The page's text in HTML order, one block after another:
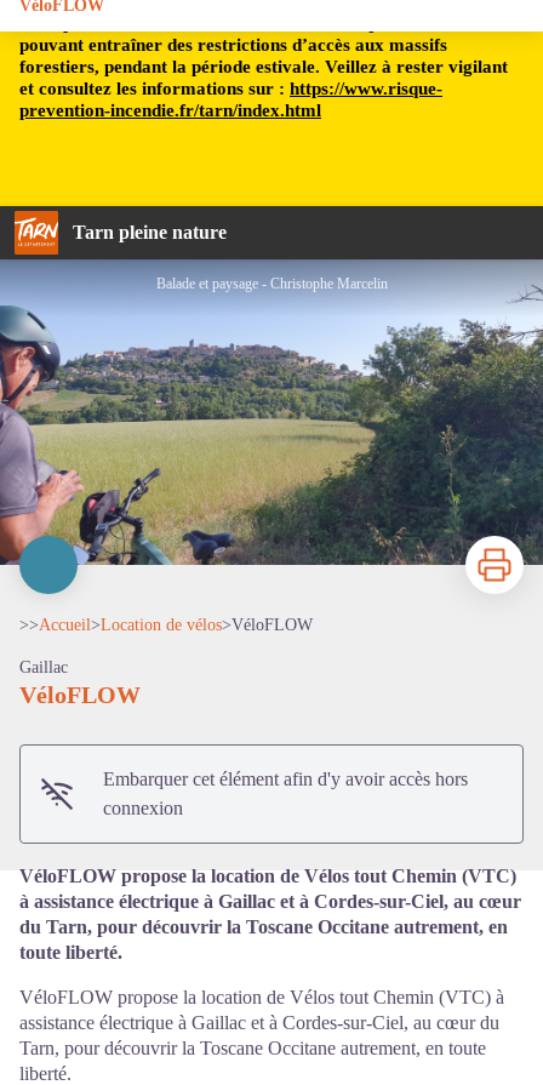
pouvant entraîner des restrictions d’accès aux massifs
forestiers, pendant la période estivale. Veillez à rester vigilant
et consultez les informations sur : https://www.risque-
prevention-incendie.fr/tarn/index.html
Tarn pleine nature
VéloFLOW
Balade et paysage - Christophe Marcelin
Imprimer
>>Accueil>Location de vélos>VéloFLOW
Gaillac
VéloFLOW
Embarquer cet élément afin d'y avoir accès hors
connexion
VéloFLOW propose la location de Vélos tout Chemin (VTC)
à assistance électrique à Gaillac et à Cordes-sur-Ciel, au cœur
du Tarn, pour découvrir la Toscane Occitane autrement, en
toute liberté.
VéloFLOW propose la location de Vélos tout Chemin (VTC) à
assistance électrique à Gaillac et à Cordes-sur-Ciel, au cœur du
Tarn, pour découvrir la Toscane Occitane autrement, en toute
liberté.